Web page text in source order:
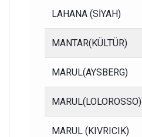
LAHANA (SİYAH)
MANTAR(KÜLTÜR)
MARUL(AYSBERG)
MARUL(LOLOROSSO)
MARUL (KIVRICIK)